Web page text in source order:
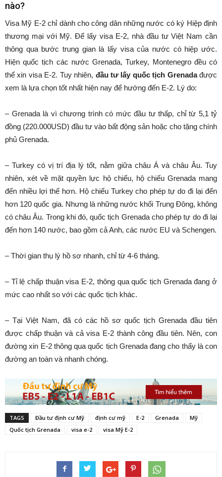
nào?
Visa Mỹ E-2 chỉ dành cho công dân những nước có ký Hiệp định
thương mại với Mỹ. Để lấy visa E-2, nhà đầu tư Việt Nam cần
thông qua bước trung gian là lấy visa của nước có hiệp ước.
Hiện quốc tịch các nước Grenada, Turkey, Montenegro đều có
thể xin visa E-2. Tuy nhiên, đầu tư lấy quốc tịch Grenadađược
xem là lựa chọn tốt nhất hiện nay để hướng đến E-2. Lý do:
– Grenada là vì chương trình có mức đầu tư thấp, chỉ từ 5,1 tỷ
đồng (220.000USD) đầu tư vào bất động sản hoặc cho tặng chính
phủ Grenada.
– Turkey có vị trí địa lý tốt, nằm giữa châu Á và châu Âu. Tuy
nhiên, xét về mặt quyền lực hộ chiếu, hộ chiếu Grenada mang
đến nhiều lợi thế hơn. Hộ chiếu Turkey cho phép tự do đi lại đến
hơn 120 quốc gia. Nhưng là những nước khối Trung Đông, không
có châu Âu. Trong khi đó, quốc tịch Grenada cho phép tự do đi lại
đến hơn 140 nước, bao gồm cả Anh, các nước EU và Schengen.
– Thời gian thụ lý hồ sơ nhanh, chỉ từ 4-6 tháng.
– Tỉ lệ chấp thuận visa E-2, thông qua quốc tịch Grenada đang ở
mức cao nhất so với các quốc tịch khác.
– Tại Việt Nam, đã có các hồ sơ quốc tịch Grenada đầu tiên
được chấp thuận và cả visa E-2 thành công đầu tiên. Nên, con
đường xin E-2 thông qua quốc tịch Grenada đang cho thấy là con
đường an toàn và nhanh chóng.
TAGS Đầu tư định cư Mỹ định cư mỹ E-2 Grenada
Mỹ
Quốc tịch Grenada
visa e-2 visa Mỹ E-2